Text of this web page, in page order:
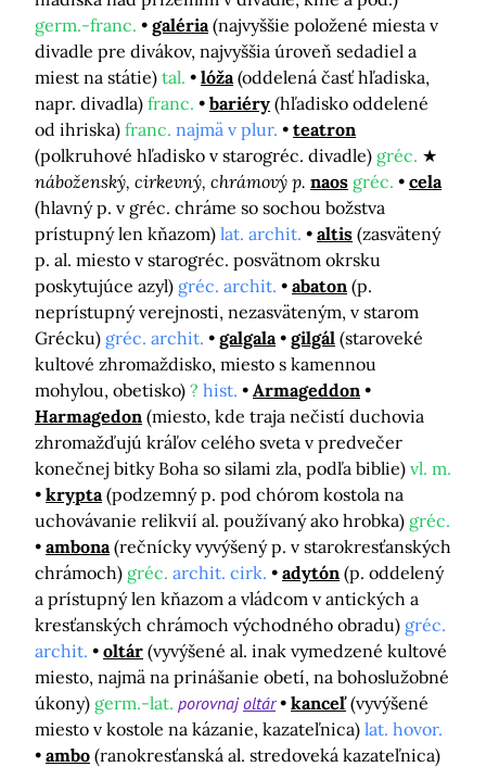
germ.-franc.
galéria (najvyššie položené miesta v
divadle pre divákov, najvyššia úroveň sedadiel a
miest na státie) tal. lóža (oddelená časť hľadiska,
napr. divadla) franc. bariéry (hľadisko oddelené
od ihriska) franc. najmä v plur.
teatron
(polkruhové hľadisko v starogréc. divadle) gréc.
náboženský, cirkevný, chrámový p. naos gréc.
cela
(hlavný p. v gréc. chráme so sochou božstva
prístupný len kňazom) lat. archit. altis (zasvätený
p. al. miesto v starogréc. posvätnom okrsku
poskytujúce azyl) gréc. archit. abaton (p.
neprístupný verejnosti, nezasväteným, v starom
Grécku) gréc. archit. galgala gilgál (staroveké
kultové zhromaždisko, miesto s kamennou
mohylou, obetisko) ? hist.
Armageddon
Harmagedon (miesto, kde traja nečistí duchovia
zhromažďujú kráľov celého sveta v predvečer
konečnej bitky Boha so silami zla, podľa biblie) vl. m.
krypta (podzemný p. pod chórom kostola na
uchovávanie relikvií al. používaný ako hrobka) gréc.
ambona (rečnícky vyvýšený p. v starokresťanských
chrámoch) gréc. archit. cirk. adytón (p. oddelený
a prístupný len kňazom a vládcom v antických a
kresťanských chrámoch východného obradu) gréc.
archit.
oltár (vyvýšené al. inak vymedzené kultové
miesto, najmä na prinášanie obetí, na bohoslužobné
úkony) germ.-lat. porovnajoltár kanceľ (vyvýšené
miesto v kostole na kázanie, kazateľnica) lat. hovor.
ambo (ranokresťanská al. stredoveká kazateľnica)